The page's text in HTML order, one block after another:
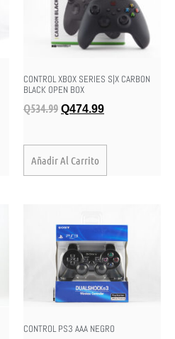
CONTROL XBOX SERIES S|X CARBON
BLACK OPEN BOX
Q534.99 Q474.99
Añadir Al Carrito
CONTROL PS3 AAA NEGRO